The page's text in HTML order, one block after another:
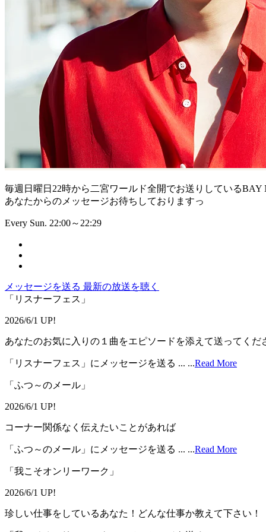
毎週日曜日22時から二宮ワールド全開でお送りしているBAY
あなたからのメッセージお待ちしておりますっ
Every Sun. 22:00～22:29
メッセージを送る 最新の放送を聴く
「リスナーフェス」
2026/6/1 UP!
あなたのお気に入りの１曲をエピソードを添えて送ってくだ
「リスナーフェス」にメッセージを送る ... ...Read More
「ふつ～のメール」
2026/6/1 UP!
コーナー関係なく伝えたいことがあれば
「ふつ～のメール」にメッセージを送る ... ...Read More
「我こそオンリーワーク」
2026/6/1 UP!
珍しい仕事をしているあなた！どんな仕事か教えて下さい！